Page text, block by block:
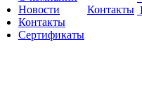
Новости
Контакты
Сертификаты
Контакты